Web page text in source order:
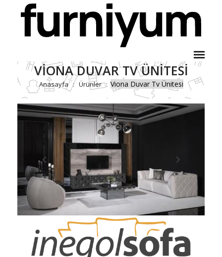
VIONA DUVAR TV ÜNITESI
Anasayfa Ürünler Viona Duvar Tv Ünitesi